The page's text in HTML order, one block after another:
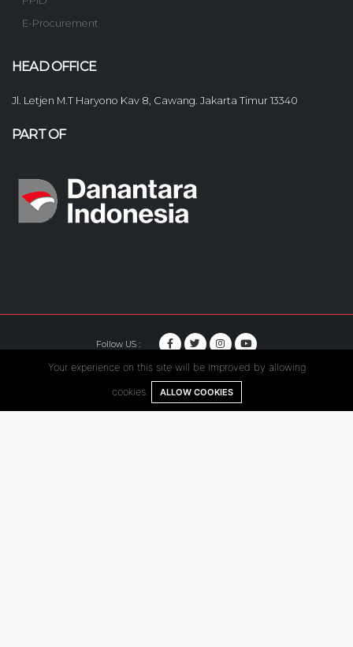
E-Procurement
HEAD OFFICE
Jl. Letjen M.T Haryono Kav 8, Cawang. Jakarta Timur 13340
PART OF
Follow US :
© Copyright 2020. Hutama Karya All Rights Reserved.
Your experience on this site will be improved by allowing
cookies. ALLOW COOKIES